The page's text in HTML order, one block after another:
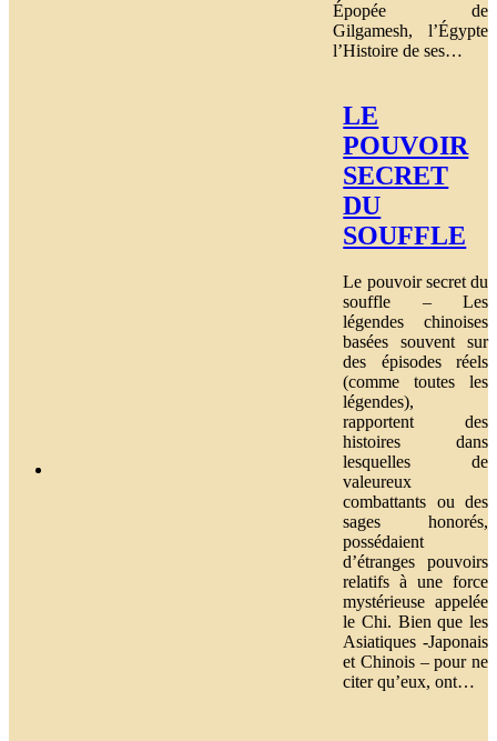
Épopée de
Gilgamesh, l’Égypte
l’Histoire de ses…
LE
POUVOIR
SECRET
DU
SOUFFLE
Le pouvoir secret du
souffle – Les
légendes chinoises
basées souvent sur
des épisodes réels
(comme toutes les
légendes),
rapportent des
histoires dans
lesquelles de
valeureux
combattants ou des
sages honorés,
possédaient
d’étranges pouvoirs
relatifs à une force
mystérieuse appelée
le Chi. Bien que les
Asiatiques -Japonais
et Chinois – pour ne
citer qu’eux, ont…